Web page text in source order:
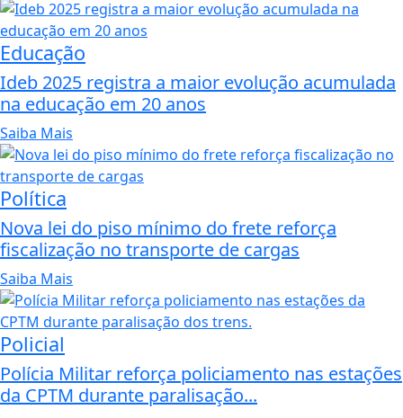
Educação
Ideb 2025 registra a maior evolução acumulada
na educação em 20 anos
Saiba Mais
Política
Nova lei do piso mínimo do frete reforça
fiscalização no transporte de cargas
Saiba Mais
Policial
Polícia Militar reforça policiamento nas estações
da CPTM durante paralisação...